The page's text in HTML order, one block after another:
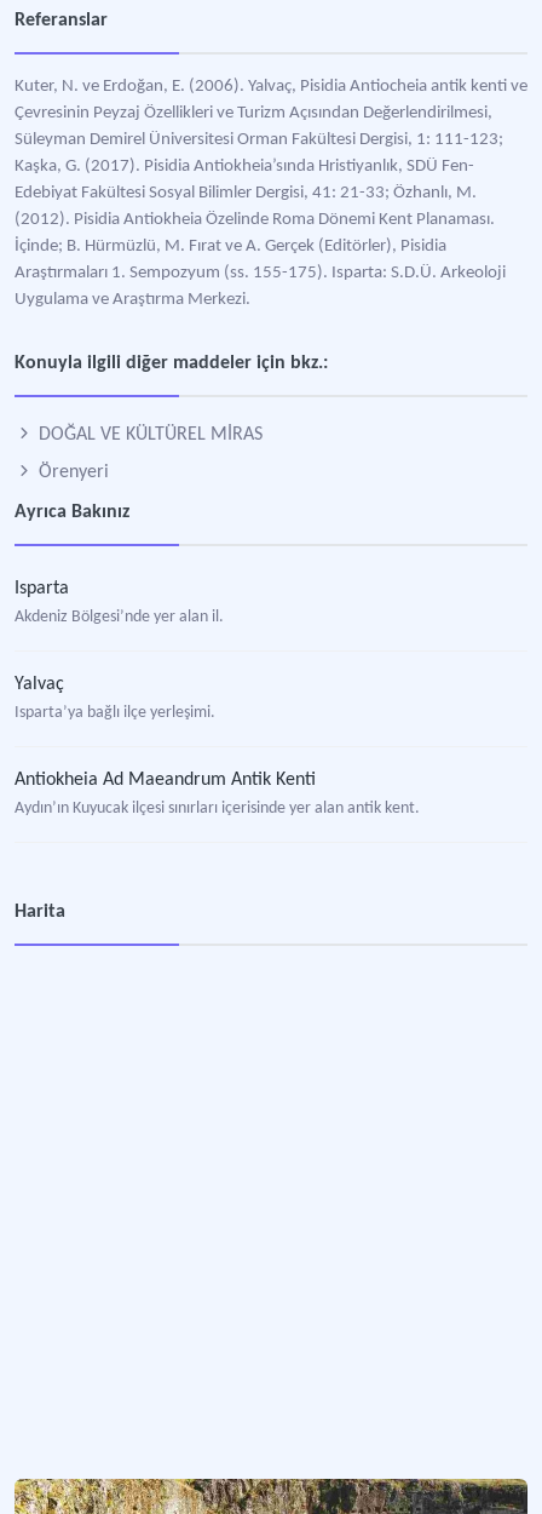
Referanslar
Kuter, N. ve Erdoğan, E. (2006). Yalvaç, Pisidia Antiocheia antik kenti ve
Çevresinin Peyzaj Özellikleri ve Turizm Açısından Değerlendirilmesi,
Süleyman Demirel Üniversitesi Orman Fakültesi Dergisi, 1: 111-123;
Kaşka, G. (2017). Pisidia Antiokheia’sında Hristiyanlık, SDÜ Fen-
Edebiyat Fakültesi Sosyal Bilimler Dergisi, 41: 21-33; Özhanlı, M.
(2012). Pisidia Antiokheia Özelinde Roma Dönemi Kent Planaması.
İçinde; B. Hürmüzlü, M. Fırat ve A. Gerçek (Editörler), Pisidia
Araştırmaları 1. Sempozyum (ss. 155-175). Isparta: S.D.Ü. Arkeoloji
Uygulama ve Araştırma Merkezi.
Konuyla ilgili diğer maddeler için bkz.:
DOĞAL VE KÜLTÜREL MİRAS
Örenyeri
Ayrıca Bakınız
Isparta
Akdeniz Bölgesi’nde yer alan il.
Yalvaç
Isparta’ya bağlı ilçe yerleşimi.
Antiokheia Ad Maeandrum Antik Kenti
Aydın’ın Kuyucak ilçesi sınırları içerisinde yer alan antik kent.
Harita